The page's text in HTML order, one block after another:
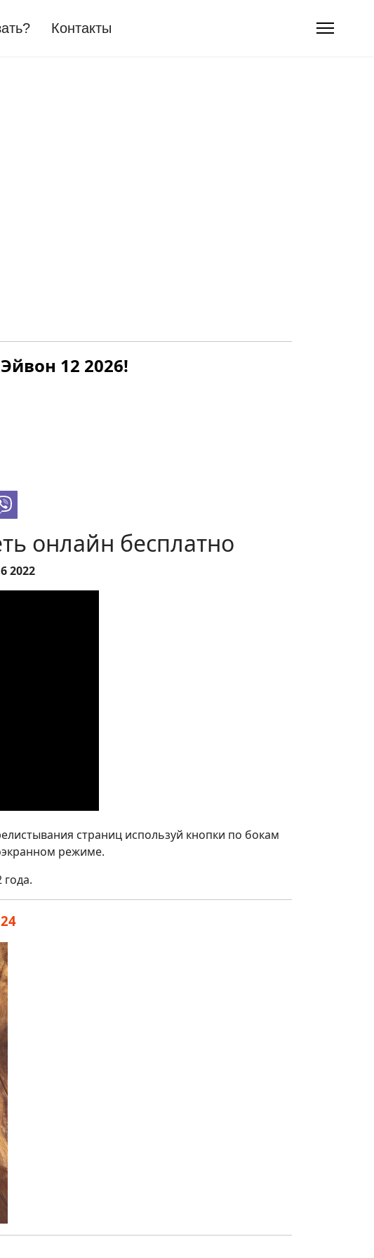
Контакты
12 2026!
онлайн бесплатно
2022
страниц используй кнопки по бокам
режиме.